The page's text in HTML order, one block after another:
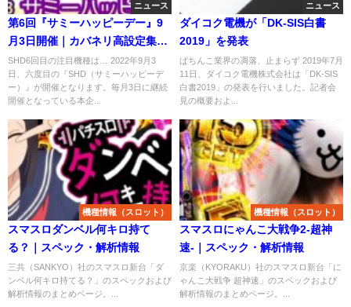
ニュース
第6回『サミーハッピーデー』9
月3日開催｜カバネリ高設定集中
の様相、動画＆CP＆Twitter反応
等！
SHD6回目の注目機種は… 2022年9月3
日、六度目の『SHD（サミーハッピーデ
ー）』が開催となります。毎月3日に継続
開催となっている本企...
ニュース
ダイコク電機が「DK-SIS白書
2019」を発表
ぱちんこ業界の凋落、止まらず 2019年7月
11日、ダイコク電機株式会社は「DK-SIS
白書2019」の発表を行いました。記者会
見の概要およ...
機種情報（スロット）
スマスロダンベル何キロ持て
る？｜スペック・解析情報
三共（SANKYO）社のスマスロ新台「ダ
ンベル何キロ持てる？」のスペックおよび
解析情報のまとめページ。...
機種情報（スロット）
スマスロにゃんこ大戦争2-超神
速-｜スペック・解析情報
京楽（KYORAKU）社のスマスロ新台「に
ゃんこ大戦争 超神速」のスペックおよび
解析情報のまとめページ。...